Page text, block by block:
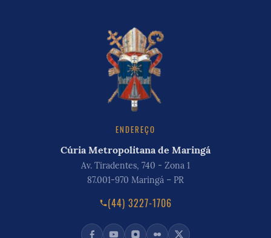
ENDEREÇO
Cúria Metropolitana de Maringá
Av. Tiradentes, 740 - Zona 1
87.001-970 Maringá – PR
(44) 3227-1706